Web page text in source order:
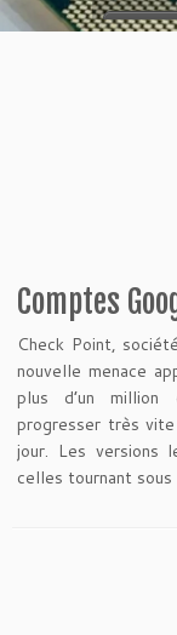
Lire la
Comptes
Check Point,
nouvelle menace
plus d’un million
progresser très
jour. Les versions
celles tournant